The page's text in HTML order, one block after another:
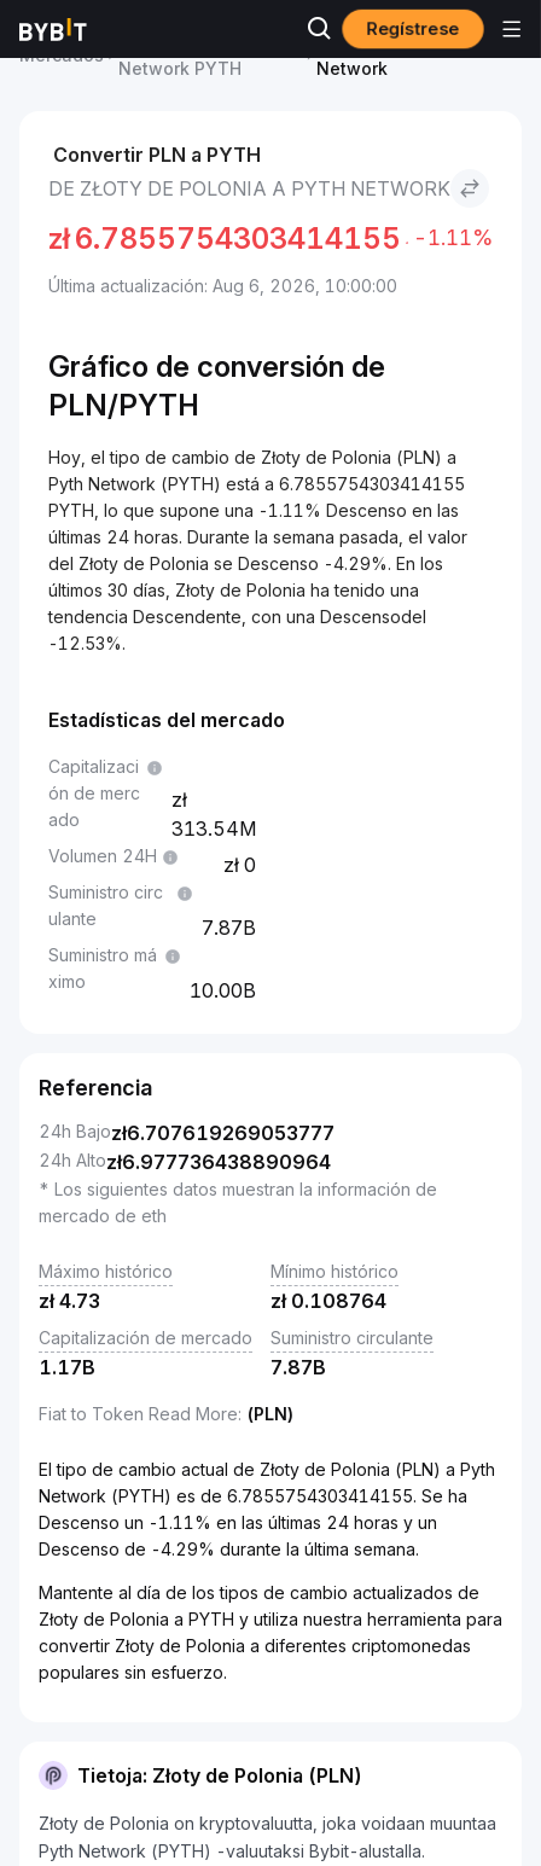
Regístrese
Mercados
Network PYTH
Złoty de Polonia to Pyth
Network
Convertir PLN a PYTH
DE ZŁOTY DE POLONIA A PYTH NETWORK
zł6.7855754303414155 -1.11%
Última actualización: Aug 6, 2026, 10:00:00
Gráfico de conversión de
PLN/PYTH
Hoy, el tipo de cambio de Złoty de Polonia (PLN) a
Pyth Network (PYTH) está a 6.7855754303414155
PYTH, lo que supone una -1.11% Descenso en las
últimas 24 horas. Durante la semana pasada, el valor
del Złoty de Polonia se Descenso -4.29%. En los
últimos 30 días, Złoty de Polonia ha tenido una
tendencia Descendente, con una Descensodel
-12.53%.
Estadísticas del mercado
Capitalizaci
ón de merc
ado
313.54M
Volumen 24H 0
Suministro circ
ulante
7.87B
Suministro má
ximo
10.00B
Referencia
24h Bajozł6.707619269053777
24h Altozł6.977736438890964
* Los siguientes datos muestran la información de
mercado de eth
Máximo histórico
zł 4.73
Mínimo histórico
zł 0.108764
Capitalización de mercado
1.17B
Suministro circulante
7.87B
Fiat to Token Read More: (PLN)
El tipo de cambio actual de Złoty de Polonia (PLN) a Pyth
Network (PYTH) es de 6.7855754303414155. Se ha
Descenso un -1.11% en las últimas 24 horas y un
Descenso de -4.29% durante la última semana.
Mantente al día de los tipos de cambio actualizados de
Złoty de Polonia a PYTH y utiliza nuestra herramienta para
convertir Złoty de Polonia a diferentes criptomonedas
populares sin esfuerzo.
Tietoja: Złoty de Polonia (PLN)
Złoty de Polonia on kryptovaluutta, joka voidaan muuntaa
Pyth Network (PYTH) -valuutaksi Bybit-alustalla.